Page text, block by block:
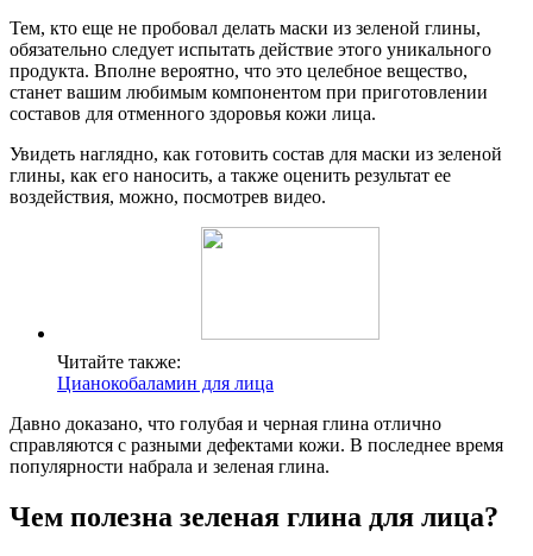
Тем, кто еще не пробовал делать маски из зеленой глины,
обязательно следует испытать действие этого уникального
продукта. Вполне вероятно, что это целебное вещество,
станет вашим любимым компонентом при приготовлении
составов для отменного здоровья кожи лица.
Увидеть наглядно, как готовить состав для маски из зеленой
глины, как его наносить, а также оценить результат ее
воздействия, можно, посмотрев видео.
Читайте также:
Цианокобаламин для лица
Давно доказано, что голубая и черная глина отлично
справляются с разными дефектами кожи. В последнее время
популярности набрала и зеленая глина.
Чем полезна зеленая глина для лица?